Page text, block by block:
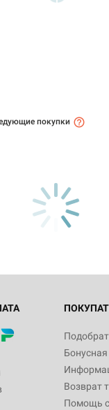
покупки
Возврат
Помощь